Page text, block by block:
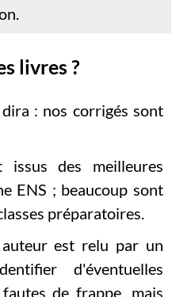
livres ?
: nos corrigés sont
issus des meilleures
ENS ; beaucoup sont
préparatoires.
est relu par un
d'éventuelles
de frappe, mais